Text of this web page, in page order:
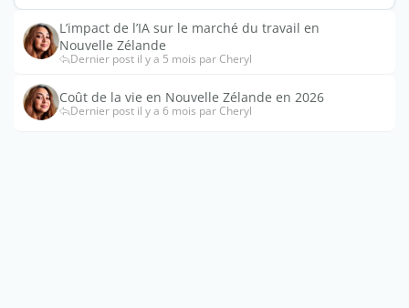
L’impact de l’IA sur le marché du travail en
Nouvelle Zélande
Dernier post il y a 5 mois par Cheryl
Coût de la vie en Nouvelle Zélande en 2026
Dernier post il y a 6 mois par Cheryl